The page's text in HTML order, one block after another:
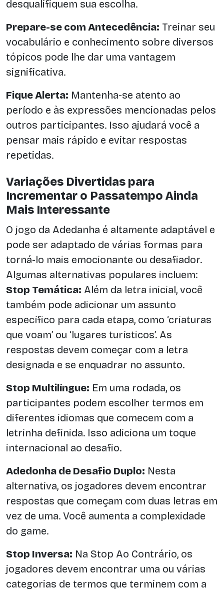
desqualifiquem sua escolha.
Prepare-se com Antecedência: Treinar seu
vocabulário e conhecimento sobre diversos
tópicos pode lhe dar uma vantagem
significativa.
Fique Alerta: Mantenha-se atento ao
período e às expressões mencionadas pelos
outros participantes. Isso ajudará você a
pensar mais rápido e evitar respostas
repetidas.
Variações Divertidas para
Incrementar o Passatempo Ainda
Mais Interessante
O jogo da Adedanha é altamente adaptável e
pode ser adaptado de várias formas para
torná-lo mais emocionante ou desafiador.
Algumas alternativas populares incluem:
Stop Temática: Além da letra inicial, você
também pode adicionar um assunto
específico para cada etapa, como ‘criaturas
que voam’ ou ‘lugares turísticos’. As
respostas devem começar com a letra
designada e se enquadrar no assunto.
Stop Multilíngue: Em uma rodada, os
participantes podem escolher termos em
diferentes idiomas que comecem com a
letrinha definida. Isso adiciona um toque
internacional ao desafio.
Adedonha de Desafio Duplo: Nesta
alternativa, os jogadores devem encontrar
respostas que começam com duas letras em
vez de uma. Você aumenta a complexidade
do game.
Stop Inversa: Na Stop Ao Contrário, os
jogadores devem encontrar uma ou várias
categorias de termos que terminem com a